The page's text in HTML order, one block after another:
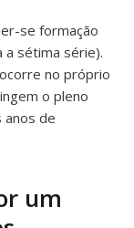
se formação
a sétima série).
no próprio
o pleno
anos de
um